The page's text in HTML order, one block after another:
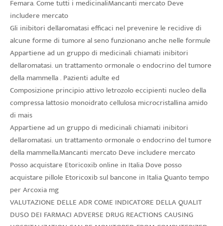
Femara. Come tutti i medicinaliMancanti mercato Deve
includere mercato
Gli inibitori dellaromatasi efficaci nel prevenire le recidive di
alcune forme di tumore al seno funzionano anche nelle formule
Appartiene ad un gruppo di medicinali chiamati inibitori
dellaromatasi. un trattamento ormonale o endocrino del tumore
della mammella . Pazienti adulte ed
Composizione principio attivo letrozolo eccipienti nucleo della
compressa lattosio monoidrato cellulosa microcristallina amido
di mais
Appartiene ad un gruppo di medicinali chiamati inibitori
dellaromatasi. un trattamento ormonale o endocrino del tumore
della mammella.Mancanti mercato Deve includere mercato
Posso acquistare Etoricoxib online in Italia Dove posso
acquistare pillole Etoricoxib sul bancone in Italia Quanto tempo
per Arcoxia mg
VALUTAZIONE DELLE ADR COME INDICATORE DELLA QUALIT
DUSO DEI FARMACI ADVERSE DRUG REACTIONS CAUSING